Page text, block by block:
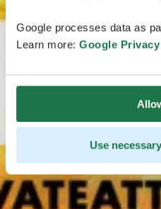
Google processes data as
Learn more: Google
Use